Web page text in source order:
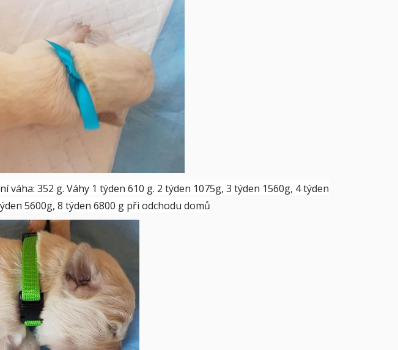
váha: 352 g. Váhy 1 týden 610 g. 2 týden 1075g, 3 týden 1560g, 4 týden
5600g, 8 týden 6800 g při odchodu domů